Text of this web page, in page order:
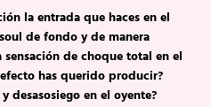
la entrada que haces en el
de fondo y de manera
de choque total en el
has querido producir?
desasosiego en el oyente?